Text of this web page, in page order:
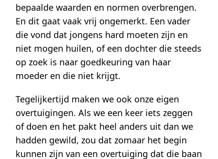
bepaalde waarden en normen overbrengen.
En dit gaat vaak vrij ongemerkt. Een vader
die vond dat jongens hard moeten zijn en
niet mogen huilen, of een dochter die steeds
op zoek is naar goedkeuring van haar
moeder en die niet krijgt.
Tegelijkertijd maken we ook onze eigen
overtuigingen. Als we een keer iets zeggen
of doen en het pakt heel anders uit dan we
hadden gewild, zou dat zomaar het begin
kunnen zijn van een overtuiging dat die baan